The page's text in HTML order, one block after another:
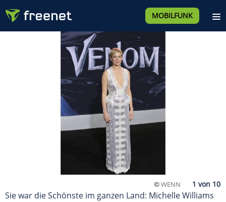
MOBILFUNK
©WENN
Sie war die Schönste im ganzen Land: Michelle Williams